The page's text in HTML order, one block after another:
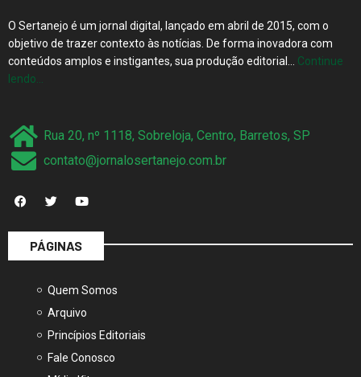
O Sertanejo é um jornal digital, lançado em abril de 2015, com o
objetivo de trazer contexto às notícias. De forma inovadora com
conteúdos amplos e instigantes, sua produção editorial… Continue
lendo…
Rua 20, nº 1118, Sobreloja, Centro, Barretos, SP
contato@jornalosertanejo.com.br
PÁGINAS
Quem Somos
Arquivo
Princípios Editoriais
Fale Conosco